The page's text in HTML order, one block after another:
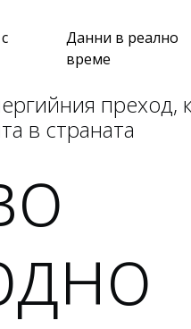
Данни в реално
време
преход,
в страната